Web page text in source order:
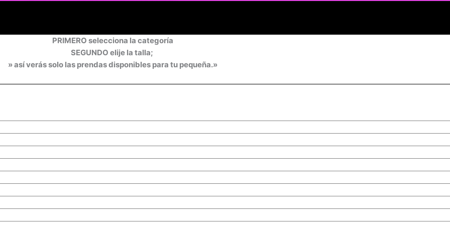
PRIMERO selecciona la categoría
SEGUNDO elije la talla;
» así verás solo las prendas disponibles para tu pequeña.»